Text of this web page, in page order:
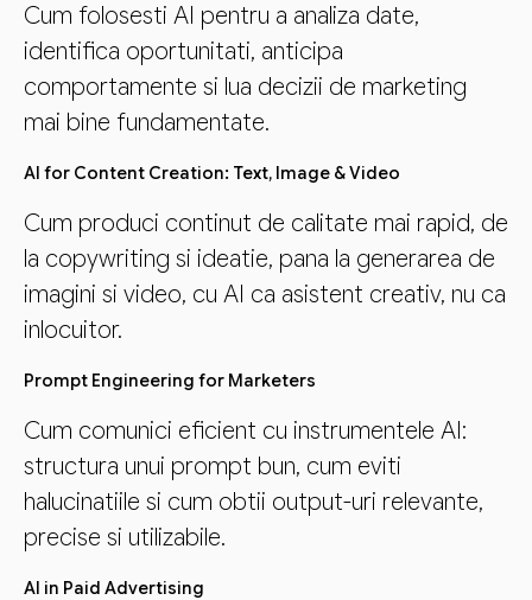
Cum folosesti AI pentru a analiza date,
identifica oportunitati, anticipa
comportamente si lua decizii de marketing
mai bine fundamentate.
AI for Content Creation: Text, Image & Video
Cum produci continut de calitate mai rapid, de
la copywriting si ideatie, pana la generarea de
imagini si video, cu AI ca asistent creativ, nu ca
inlocuitor.
Prompt Engineering for Marketers
Cum comunici eficient cu instrumentele AI:
structura unui prompt bun, cum eviti
halucinatiile si cum obtii output-uri relevante,
precise si utilizabile.
AI in Paid Advertising